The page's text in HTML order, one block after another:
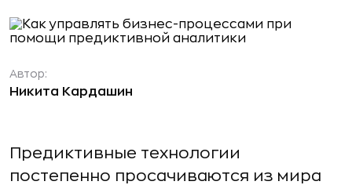
Автор:
Никита Кардашин
Предиктивные технологии
постепенно просачиваются из мира